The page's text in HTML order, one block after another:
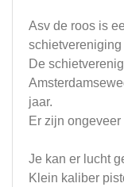
Asv de roos is
schietvereniging
De
jaar.
Er zijn
Je kan er lucht
Klein kaliber